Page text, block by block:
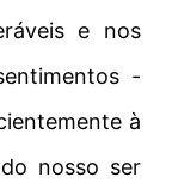
e nos
-
à
nosso ser